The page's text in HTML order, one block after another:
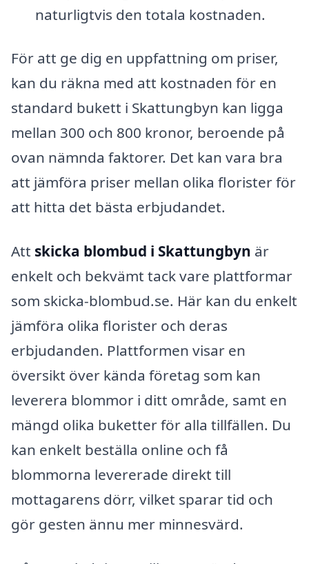
naturligtvis den totala kostnaden.
För att ge dig en uppfattning om priser,
kan du räkna med att kostnaden för en
standard bukett i Skattungbyn kan ligga
mellan 300 och 800 kronor, beroende på
ovan nämnda faktorer. Det kan vara bra
att jämföra priser mellan olika florister för
att hitta det bästa erbjudandet.
Att skicka blombud i Skattungbyn är
enkelt och bekvämt tack vare plattformar
som skicka-blombud.se. Här kan du enkelt
jämföra olika florister och deras
erbjudanden. Plattformen visar en
översikt över kända företag som kan
leverera blommor i ditt område, samt en
mängd olika buketter för alla tillfällen. Du
kan enkelt beställa online och få
blommorna levererade direkt till
mottagarens dörr, vilket sparar tid och
gör gesten ännu mer minnesvärd.